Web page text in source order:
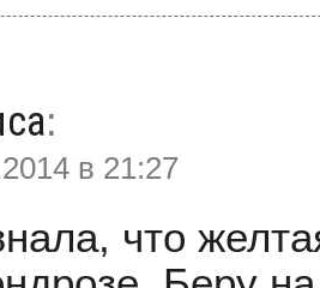
:
в 21:27
что